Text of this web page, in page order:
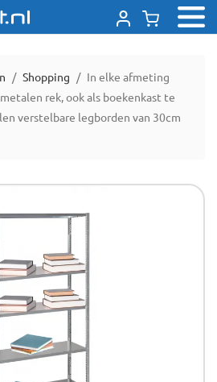
Shopping
In elke afmeting
rek, ook als boekenkast te
verstelbare legborden van 30cm